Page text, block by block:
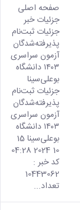
صفحه اصلی
جزئیات خبر
جزئیات ثبت‌نام
پذیرفته‌شدگان
آزمون سراسری
۱۴۰۳ دانشگاه
بوعلی‌سینا
جزئیات ثبت‌نام
پذیرفته‌شدگان
آزمون سراسری
۱۴۰۳ دانشگاه
بوعلی‌سینا 15
10 2024 04:28
کد خبر :
10443062
تعداد...